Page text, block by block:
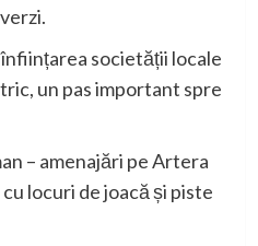
înființarea societății locale
un pas important spre
– amenajări pe Artera
locuri de joacă și piste